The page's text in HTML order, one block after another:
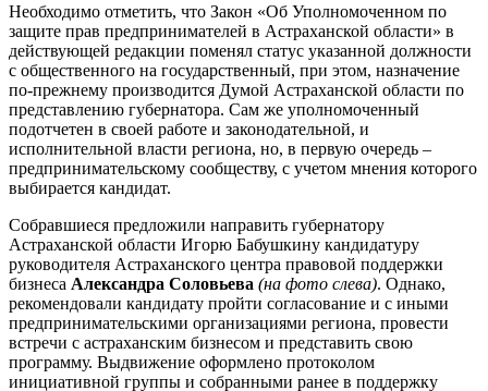
Необходимо отметить, что Закон «Об Уполномоченном по
защите прав предпринимателей в Астраханской области» в
действующей редакции поменял статус указанной должности
с общественного на государственный, при этом, назначение
по-прежнему производится Думой Астраханской области по
представлению губернатора. Сам же уполномоченный
подотчетен в своей работе и законодательной, и
исполнительной власти региона, но, в первую очередь –
предпринимательскому сообществу, с учетом мнения которого
выбирается кандидат.
Собравшиеся предложили направить губернатору
Астраханской области Игорю Бабушкину кандидатуру
руководителя Астраханского центра правовой поддержки
бизнеса Александра Соловьева (на фото слева). Однако,
рекомендовали кандидату пройти согласование и с иными
предпринимательскими организациями региона, провести
встречи с астраханским бизнесом и представить свою
программу. Выдвижение оформлено протоколом
инициативной группы и собранными ранее в поддержку